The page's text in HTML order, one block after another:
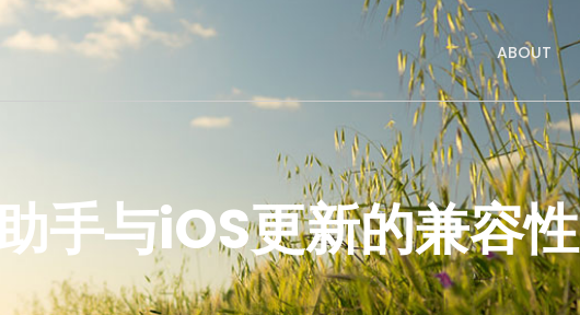
ABOUT
手与iOS更新的兼容性